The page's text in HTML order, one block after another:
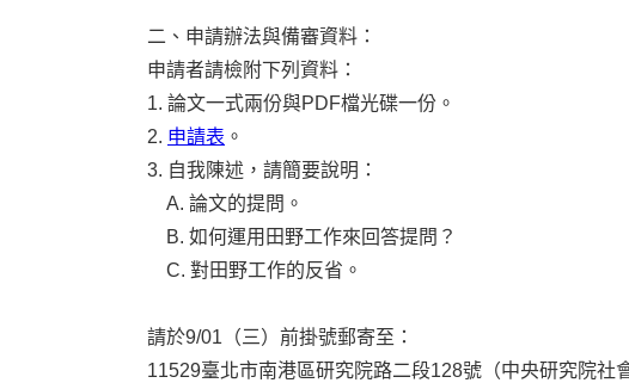
二、申請辦法與備審資料：
申請者請檢附下列資料：
1. 論文一式兩份與PDF檔光碟一份。
2. 申請表 。
3. 自我陳述，請簡要說明：
A. 論文的提問。
B. 如何運用田野工作來回答提問？
C. 對田野工作的反省。
請於9/01 （三）前掛號郵寄至：
11529臺北市南港區研究院路二段128號（中央研究院社